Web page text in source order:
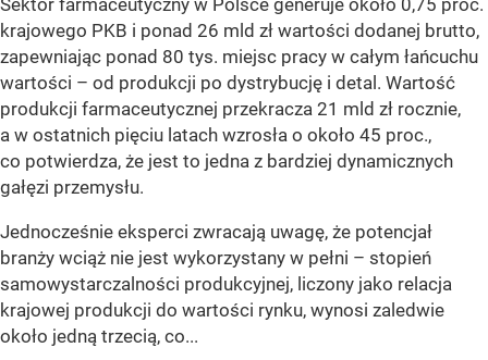
Sektor farmaceutyczny w Polsce generuje około 0,75 proc.
krajowego PKB i ponad 26 mld zł wartości dodanej brutto,
zapewniając ponad 80 tys. miejsc pracy w całym łańcuchu
wartości – od produkcji po dystrybucję i detal. Wartość
produkcji farmaceutycznej przekracza 21 mld zł rocznie,
a w ostatnich pięciu latach wzrosła o około 45 proc.,
co potwierdza, że jest to jedna z bardziej dynamicznych
gałęzi przemysłu.
Jednocześnie eksperci zwracają uwagę, że potencjał
branży wciąż nie jest wykorzystany w pełni – stopień
samowystarczalności produkcyjnej, liczony jako relacja
krajowej produkcji do wartości rynku, wynosi zaledwie
około jedną trzecią, co...